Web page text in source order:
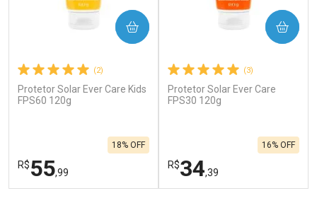
(2)
Protetor Solar Ever Care Kids
FPS60 120g
R$55,99
18% OFF
COMPRAR
(3)
Protetor Solar Ever Care
FPS30 120g
R$34,39
16% OFF
COMPRAR